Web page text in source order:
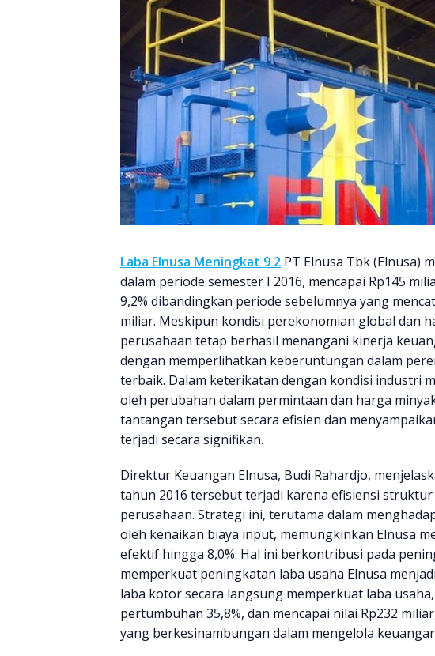
Laba Elnusa Meningkat 9 2 PT Elnusa Tbk (Elnusa)
dalam periode semester I 2016, mencapai Rp145
9,2% dibandingkan periode sebelumnya yang
miliar. Meskipun kondisi perekonomian global dan
perusahaan tetap berhasil menangani kinerja
dengan memperlihatkan keberuntungan dalam
terbaik. Dalam keterikatan dengan kondisi industri
oleh perubahan dalam permintaan dan harga
tantangan tersebut secara efisien dan
terjadi secara signifikan.
Direktur Keuangan Elnusa, Budi Rahardjo,
tahun 2016 tersebut terjadi karena efisiensi
perusahaan. Strategi ini, terutama dalam
oleh kenaikan biaya input, memungkinkan Elnusa
efektif hingga 8,0%. Hal ini berkontribusi pada
memperkuat peningkatan laba usaha Elnusa
laba kotor secara langsung memperkuat laba
pertumbuhan 35,8%, dan mencapai nilai Rp232
yang berkesinambungan dalam mengelola